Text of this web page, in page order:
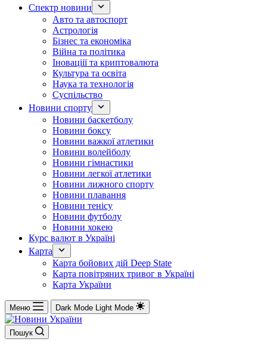
Спектр новини
Авто та автоспорт
Астрологія
Бізнес та економіка
Війна та політика
Іноваціії та криптовалюта
Культура та освіта
Наука та технологія
Суспільство
Новини спорту
Новини баскетболу
Новини боксу
Новини важкої атлетики
Новини волейболу
Новини гімнастики
Новини легкої атлетики
Новини лижного спорту
Новини плавання
Новини тенісу
Новини футболу
Новини хокею
Курс валют в Україні
Карта
Карта бойових дій Deep State
Карта повітряних тривог в Україні
Карта України
Меню Dark Mode Light Mode
Пошук